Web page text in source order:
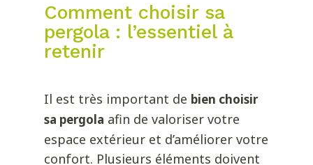
Comment choisir sa
pergola : l’essentiel à
retenir
Il est très important de bien choisir
sa pergola afin de valoriser votre
espace extérieur et d’améliorer votre
confort. Plusieurs éléments doivent